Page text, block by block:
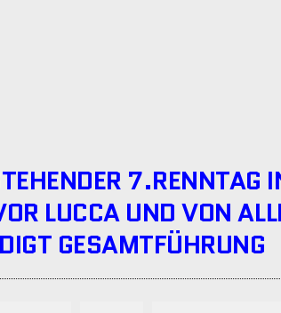
7.RENNTAG
LUCCA UND VON
GESAMTFÜHRUNG